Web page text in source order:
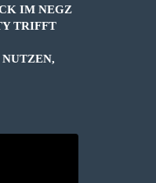
IM NEGZ
TRIFFT